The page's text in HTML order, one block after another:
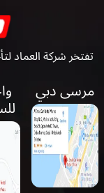
تفتخر شركة العماد
مرسى دبي